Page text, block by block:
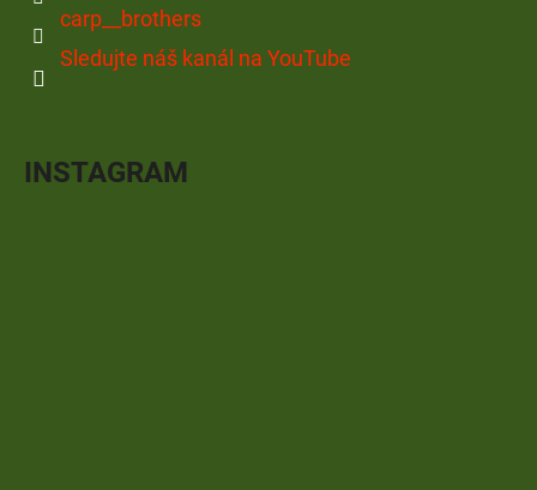
carp__brothers
Sledujte náš kanál na YouTube
INSTAGRAM